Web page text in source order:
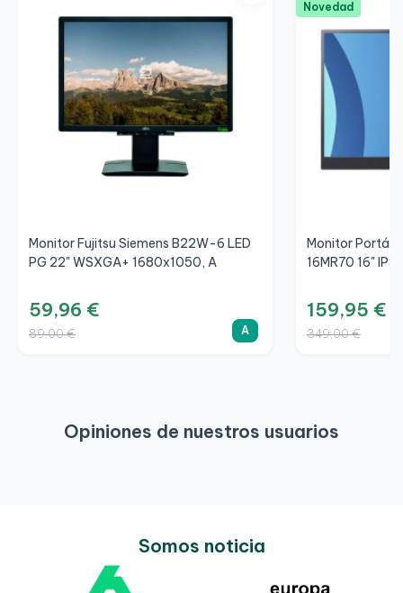
Monitor Fujitsu Siemens B22W-6 LED
PG 22" WSXGA+ 1680x1050, A
59,96 €
89,00 € A
Novedad
Monitor Portátil
16MR70 16"
159,95 €
349,00 €
Opiniones de nuestros usuarios
Somos noticia